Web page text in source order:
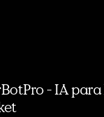
- IA para